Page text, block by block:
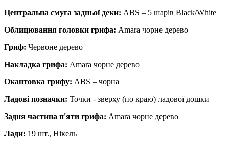
Центральна смуга задньої деки: ABS – 5 шарів Black/White
Облицювання головки грифа: Amara чорне дерево
Гриф: Червоне дерево
Накладка грифа: Amara чорне дерево
Окантовка грифу: ABS – чорна
Ладові позначки: Точки - зверху (по краю) ладової дошки
Задня частина п'яти грифа: Amara чорне дерево
Лади: 19 шт., Нікель